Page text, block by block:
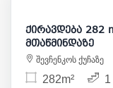
ქირავდება 282
მთაწმინდაზე
შევჩენკოს ქუჩაზე
282m² 1